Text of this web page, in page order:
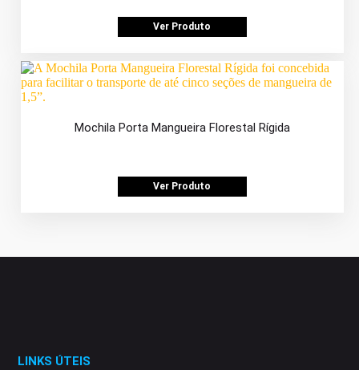
Ver Produto
Mochila Porta Mangueira Florestal Rígida
Ver Produto
LINKS ÚTEIS